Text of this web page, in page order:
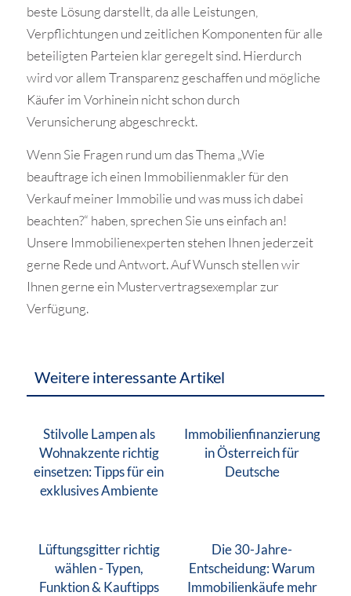
beste Lösung darstellt, da alle Leistungen,
Verpflichtungen und zeitlichen Komponenten für alle
beteiligten Parteien klar geregelt sind. Hierdurch
wird vor allem Transparenz geschaffen und mögliche
Käufer im Vorhinein nicht schon durch
Verunsicherung abgeschreckt.
Wenn Sie Fragen rund um das Thema „Wie
beauftrage ich einen Immobilienmakler für den
Verkauf meiner Immobilie und was muss ich dabei
beachten?“ haben, sprechen Sie uns einfach an!
Unsere Immobilienexperten stehen Ihnen jederzeit
gerne Rede und Antwort. Auf Wunsch stellen wir
Ihnen gerne ein Mustervertragsexemplar zur
Verfügung.
Weitere interessante Artikel
Stilvolle Lampen als
Wohnakzente richtig
einsetzen: Tipps für ein
exklusives Ambiente
Immobilienfinanzierung
in Österreich für
Deutsche
Lüftungsgitter richtig
wählen - Typen,
Funktion & Kauftipps
Die 30-Jahre-
Entscheidung: Warum
Immobilienkäufe mehr